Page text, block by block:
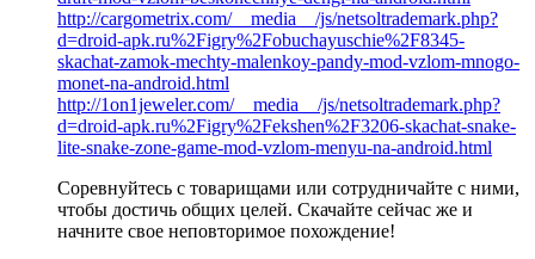
http://cargometrix.com/__media__/js/netsoltrademark.php?
d=droid-apk.ru%2Figry%2Fobuchayuschie%2F8345-
skachat-zamok-mechty-malenkoy-pandy-mod-vzlom-mnogo-
monet-na-android.html
http://1on1jeweler.com/__media__/js/netsoltrademark.php?
d=droid-apk.ru%2Figry%2Fekshen%2F3206-skachat-snake-
lite-snake-zone-game-mod-vzlom-menyu-na-android.html
Соревнуйтесь с товарищами или сотрудничайте с ними,
чтобы достичь общих целей. Скачайте сейчас же и
начните свое неповторимое похождение!